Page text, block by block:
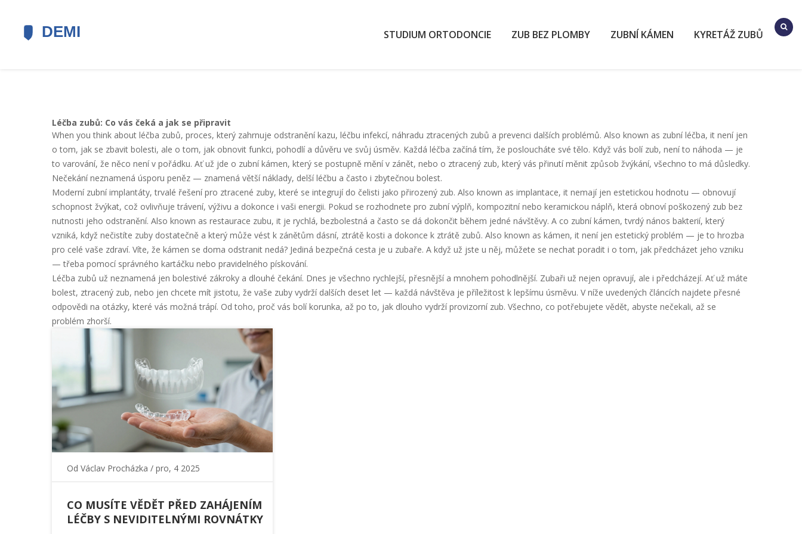
STUDIUM ORTODONCIE ZUB BEZ PLOMBY ZUBNÍ KÁMEN KYRETÁŽ ZUBŮ
Léčba zubů: Co vás čeká a jak se připravit
When you think about léčba zubů, proces, který zahrnuje odstranění kazu, léčbu infekcí, náhradu ztracených zubů a prevenci dalších problémů. Also known as zubní léčba, it není jen
o tom, jak se zbavit bolesti, ale o tom, jak obnovit funkci, pohodlí a důvěru ve svůj úsměv. Každá léčba začíná tím, že posloucháte své tělo. Když vás bolí zub, není to náhoda — je
to varování, že něco není v pořádku. Ať už jde o zubní kámen, který se postupně mění v zánět, nebo o ztracený zub, který vás přinutí měnit způsob žvýkání, všechno to má důsledky.
Nečekání neznamená úsporu peněz — znamená větší náklady, delší léčbu a často i zbytečnou bolest.
Moderní zubní implantáty,trvalé řešení pro ztracené zuby, které se integrují do čelisti jako přirozený zub. Also known as implantace, it nemají jen estetickou hodnotu — obnovují
schopnost žvýkat, což ovlivňuje trávení, výživu a dokonce i vaši energii. Pokud se rozhodnete pro zubní výplň, kompozitní nebo keramickou náplň, která obnoví poškozený zub bez
nutnosti jeho odstranění. Also known as restaurace zubu, it je rychlá, bezbolestná a často se dá dokončit během jedné návštěvy. A co zubní kámen,tvrdý nános bakterií, který
vzniká, když nečistíte zuby dostatečně a který může vést k zánětům dásní, ztrátě kosti a dokonce k ztrátě zubů. Also known as kámen, it není jen estetický problém — je to hrozba
pro celé vaše zdraví. Víte, že kámen se doma odstranit nedá? Jediná bezpečná cesta je u zubaře. A když už jste u něj, můžete se nechat poradit i o tom, jak předcházet jeho vzniku
— třeba pomocí správného kartáčku nebo pravidelného pískování.
Léčba zubů už neznamená jen bolestivé zákroky a dlouhé čekání. Dnes je všechno rychlejší, přesnější a mnohem pohodlnější. Zubaři už nejen opravují, ale i předcházejí. Ať už máte
bolest, ztracený zub, nebo jen chcete mít jistotu, že vaše zuby vydrží dalších deset let — každá návštěva je příležitost k lepšímu úsměvu. V níže uvedených článcích najdete přesné
odpovědi na otázky, které vás možná trápí. Od toho, proč vás bolí korunka, až po to, jak dlouho vydrží provizorní zub. Všechno, co potřebujete vědět, abyste nečekali, až se
problém zhorší.
Od Václav Procházka / pro, 4 2025
CO MUSÍTE VĚDĚT PŘED ZAHÁJENÍM
LÉČBY S NEVIDITELNÝMI ROVNÁTKY